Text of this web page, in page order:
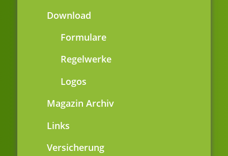
Download
Formulare
Regelwerke
Logos
Magazin Archiv
Links
Versicherung